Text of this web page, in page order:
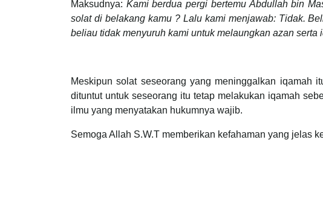
Maksudnya: Kami berdua pergi bertemu Abdullah bin
solat di belakang kamu ? Lalu kami menjawab: Tidak.
beliau tidak menyuruh kami untuk melaungkan azan serta
Meskipun solat seseorang yang meninggalkan iqamah
dituntut untuk seseorang itu tetap melakukan iqamah
ilmu yang menyatakan hukumnya wajib.
Semoga Allah S.W.T memberikan kefahaman yang jelas